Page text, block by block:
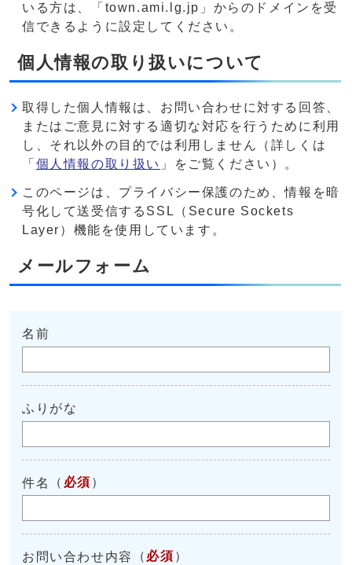
いる方は、「town.ami.lg.jp」からのドメインを受
信できるように設定してください。
個人情報の取り扱いについて
取得した個人情報は、お問い合わせに対する回答、
またはご意見に対する適切な対応を行うために利用
し、それ以外の目的では利用しません（詳しくは
「 個人情報の取り扱い 」をご覧ください）。
このページは、プライバシー保護のため、情報を暗
号化して送受信するSSL（Secure Sockets
Layer）機能を使用しています。
メールフォーム
名前
ふりがな
件名 （ 必須 ）
お問い合わせ内容 （ 必須 ）